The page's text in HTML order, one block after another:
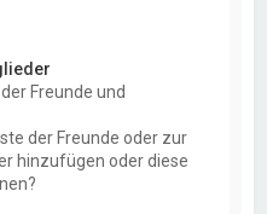
Freunde und
der Freunde oder zur
hinzufügen oder diese